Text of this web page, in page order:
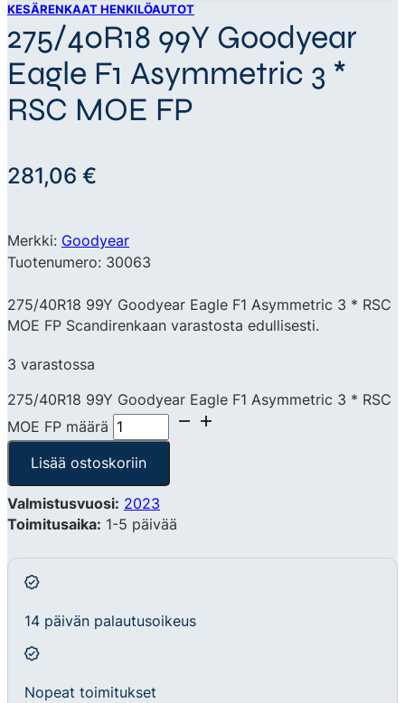
KESÄRENKAAT HENKILÖAUTOT
275/40R18 99Y Goodyear
Eagle F1 Asymmetric 3 *
RSC MOE FP
281,06 €
Merkki: Goodyear
Tuotenumero: 30063
275/40R18 99Y Goodyear Eagle F1 Asymmetric 3 * RSC
MOE FP Scandirenkaan varastosta edullisesti.
3 varastossa
275/40R18 99Y Goodyear Eagle F1 Asymmetric 3 * RSC
MOE FP määrä
Lisää ostoskoriin
Valmistusvuosi: 2023
Toimitusaika: 1-5 päivää
14 päivän palautusoikeus
Nopeat toimitukset